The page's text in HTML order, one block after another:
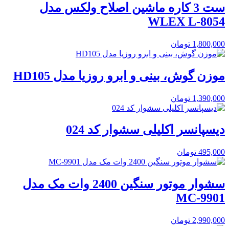
ست 3 کاره ماشین اصلاح ولکس مدل
WLEX L-8054
1,800,000 تومان
موزن گوش، بینی و ابرو روزیا مدل HD105
1,390,000 تومان
دیسپانسر اکلیلی سشوار کد 024
495,000 تومان
سشوار موتور سنگین 2400 وات مک مدل
MC-9901
2,990,000 تومان